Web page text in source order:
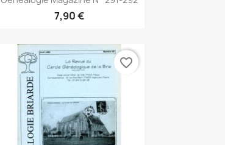
7,90 €
favorite_border